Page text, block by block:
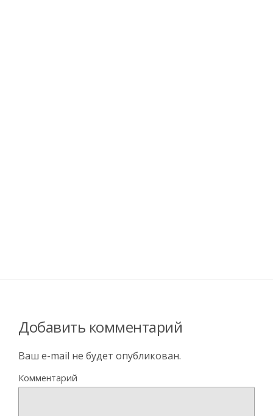
Добавить комментарий
Ваш e-mail не будет опубликован.
Комментарий